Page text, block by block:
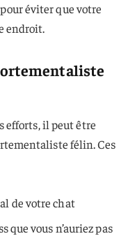
éviter que votre
endroit.
efforts, il peut être
félin. Ces
de votre chat
que vous n’auriez pas